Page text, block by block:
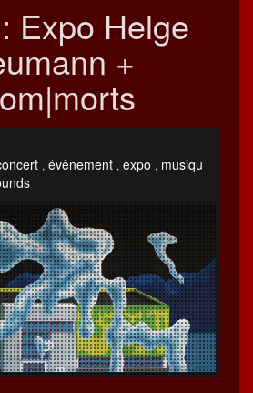
: Expo Helge
+
, évènement , expo , musiqu